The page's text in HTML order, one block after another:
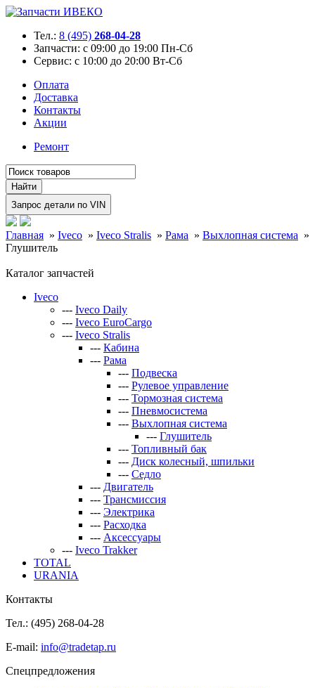
Тел.: 8 (495) 268-04-28
Запчасти: с 09:00 до 19:00 Пн-Сб
Сервис: с 10:00 до 20:00 Вт-Сб
Оплата
Доставка
Контакты
Акции
Ремонт
Главная » Iveco » Iveco Stralis » Рама » Выхлопная система »
Глушитель
Каталог запчастей
Iveco
--- Iveco Daily
--- Iveco EuroCargo
--- Iveco Stralis
--- Кабина
--- Рама
--- Подвеска
--- Рулевое управление
--- Тормозная система
--- Пневмосистема
--- Выхлопная система
--- Глушитель
--- Топливный бак
--- Диск колесный, шпильки
--- Седло
--- Двигатель
--- Трансмиссия
--- Электрика
--- Расходка
--- Аксессуары
--- Iveco Trakker
TOTAL
URANIA
Контакты
Тел.: (495) 268-04-28
E-mail: info@tradetap.ru
Спецпредложения